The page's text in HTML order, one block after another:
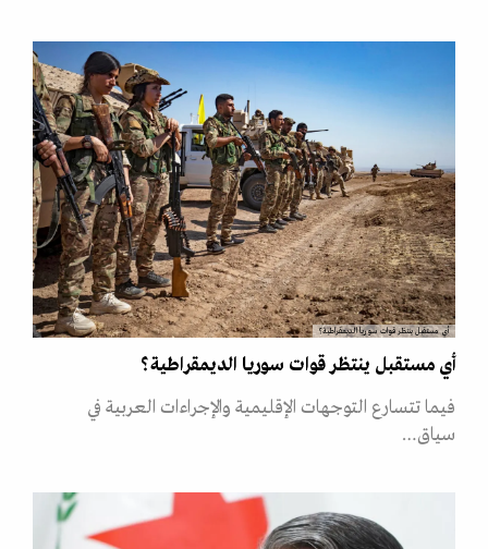
أي مستقبل ينتظر قوات سوريا الديمقراطية؟
أي مستقبل ينتظر قوات سوريا الديمقراطية؟
فيما تتسارع التوجهات الإقليمية والإجراءات العربية في
سياق…